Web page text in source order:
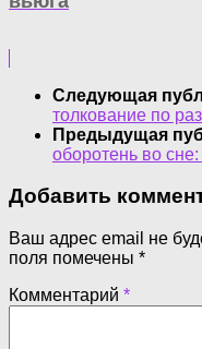
Следующая
толкование по
Предыдущая
оборотень во
Добавить
Ваш адрес email не
поля помечены *
Комментарий *